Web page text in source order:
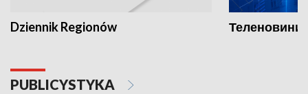
Dziennik Regionów Теленовини
PUBLICYSTYKA